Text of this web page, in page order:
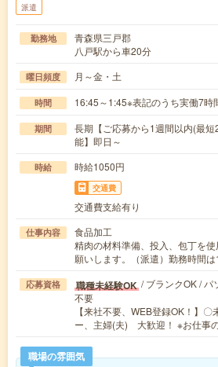
派遣
勤務地
青森県三戸郡
八戸駅から車20分
曜日頻度 月～金・土
時間 16:45～1:45※表記のうち実働7時
期間
長期【ご応募から1週間以内(最
能】即日～
時給 時給1050円
交通費
交通費支給有り
仕事内容
食品加工
精肉の材料準備、投入、包丁を
願いします。（派遣）勤務時間
応募資格 職種未経験OK / ブランクOK / パ
不要
【来社不要、WEB登録OK！】
ー、主婦(夫) 大歓迎！ ※お仕事
職場の雰囲気